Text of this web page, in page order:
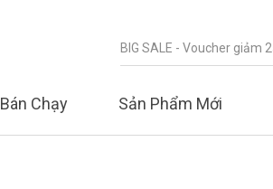
Bán Chạy Sản Phẩm Mới